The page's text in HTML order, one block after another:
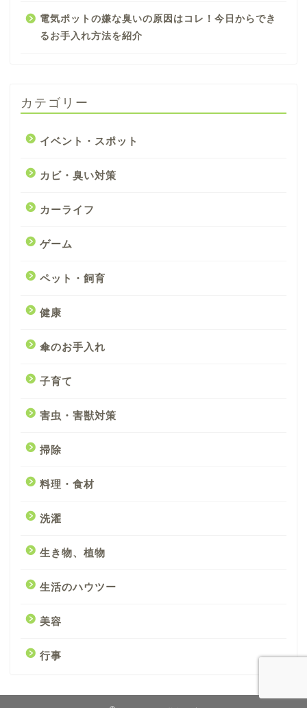
電気ポットの嫌な臭いの原因はコレ！今日からでき
るお手入れ方法を紹介
カテゴリー
イベント・スポット
カビ・臭い対策
カーライフ
ゲーム
ペット・飼育
健康
傘のお手入れ
子育て
害虫・害獣対策
掃除
料理・食材
洗濯
生き物、植物
生活のハウツー
美容
行事